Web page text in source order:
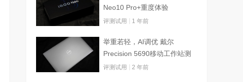
Neo10 Pro+重度体验
评测试用 1 年前
举重若轻，AI调优 戴尔
Precision 5690移动工作站测
试
评测试用 2 年前